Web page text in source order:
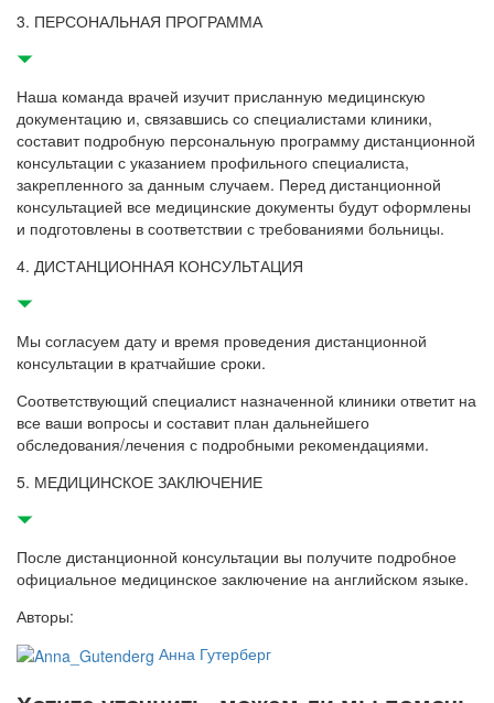
3. ПЕРСОНАЛЬНАЯ ПРОГРАММА
Наша команда врачей изучит присланную медицинскую
документацию и, связавшись со специалистами клиники,
составит подробную персональную программу дистанционной
консультации с указанием профильного специалиста,
закрепленного за данным случаем. Перед дистанционной
консультацией все медицинские документы будут оформлены
и подготовлены в соответствии с требованиями больницы.
4. ДИСТАНЦИОННАЯ КОНСУЛЬТАЦИЯ
Мы согласуем дату и время проведения дистанционной
консультации в кратчайшие сроки.
Соответствующий специалист назначенной клиники ответит на
все ваши вопросы и составит план дальнейшего
обследования/лечения с подробными рекомендациями.
5. МЕДИЦИНСКОЕ ЗАКЛЮЧЕНИЕ
После дистанционной консультации вы получите подробное
официальное медицинское заключение на английском языке.
Авторы:
Анна Гутерберг